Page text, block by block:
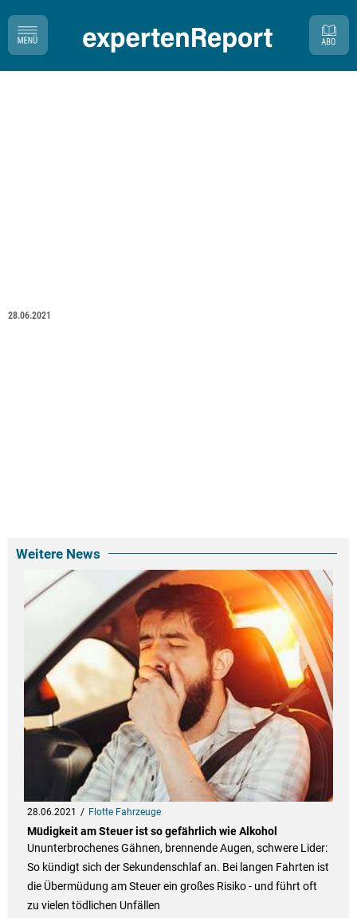
28.06.2021
Weitere News
28.06.2021 Flotte Fahrzeuge
Müdigkeit am Steuer ist so gefährlich wie Alkohol
Ununterbrochenes Gähnen, brennende Augen, schwere Lider:
So kündigt sich der Sekundenschlaf an. Bei langen Fahrten ist
die Übermüdung am Steuer ein großes Risiko - und führt oft
zu vielen tödlichen Unfällen